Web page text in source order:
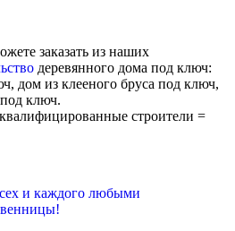
заказать из наших
деревянного дома под ключ:
дом из клееного бруса под ключ,
ключ.
строители =
и каждого любыми